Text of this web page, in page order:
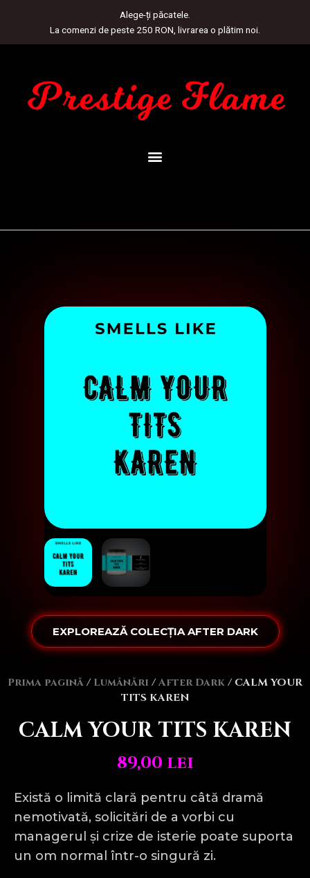
Alege-ți păcatele.
La comenzi de peste 250 RON, livrarea o plătim noi.
EXPLOREAZĂ COLECȚIA AFTER DARK
Prima pagină/ Lumânări /After Dark/ CALM YOUR
TITS KAREN
CALM YOUR TITS KAREN
89,00 lei
Există o limită clară pentru câtă dramă
nemotivată, solicitări de a vorbi cu
managerul și crize de isterie poate suporta
un om normal într-o singură zi.